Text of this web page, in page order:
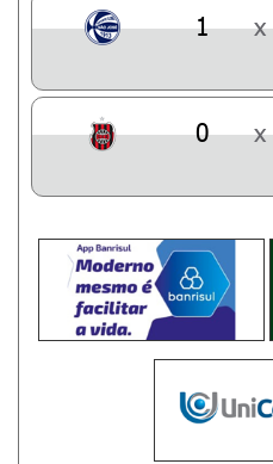
1 x
0 x